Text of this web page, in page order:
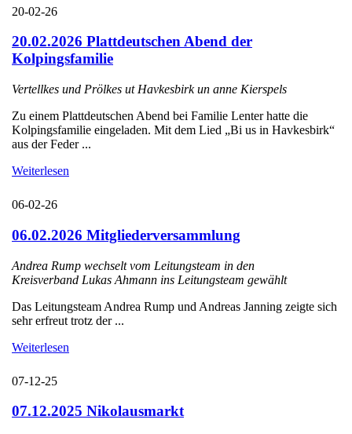
20-02-26
20.02.2026 Plattdeutschen Abend der
Kolpingsfamilie
Vertellkes und Prölkes ut Havkesbirk un anne Kierspels
Zu einem Plattdeutschen Abend bei Familie Lenter hatte die
Kolpingsfamilie eingeladen. Mit dem Lied „Bi us in Havkesbirk“
aus der Feder ...
Weiterlesen
06-02-26
06.02.2026 Mitgliederversammlung
Andrea Rump wechselt vom Leitungsteam in den
Kreisverband Lukas Ahmann ins Leitungsteam gewählt
Das Leitungsteam Andrea Rump und Andreas Janning zeigte sich
sehr erfreut trotz der ...
Weiterlesen
07-12-25
07.12.2025 Nikolausmarkt